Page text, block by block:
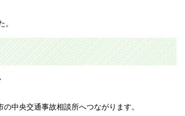
。
中央交通事故相談所へつながります。